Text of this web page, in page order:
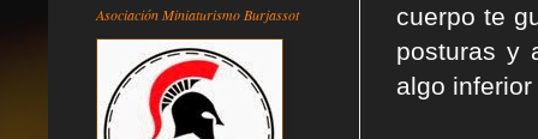
cuerpo te
posturas y
algo
Asociación Miniaturismo Burjassot